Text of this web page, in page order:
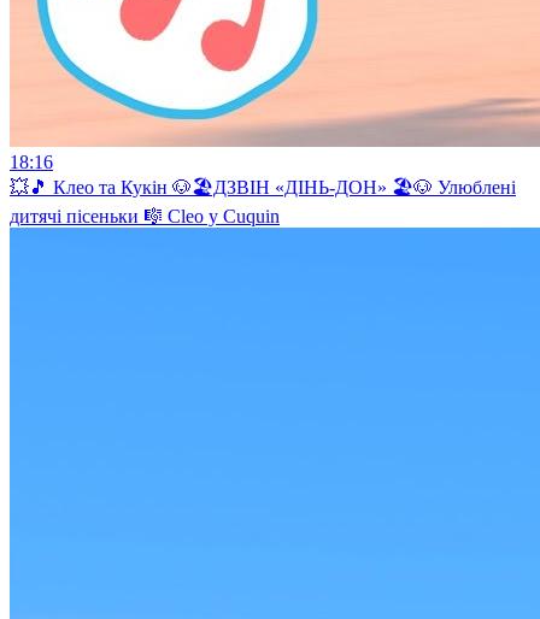
18:16
💥🎵 Клео та Кукiн 🐶🏖️ДЗВІН «ДІНЬ-ДОН» 🏖️🐶 Улюблені
дитячі пісеньки 🎼 Cleo y Cuquin